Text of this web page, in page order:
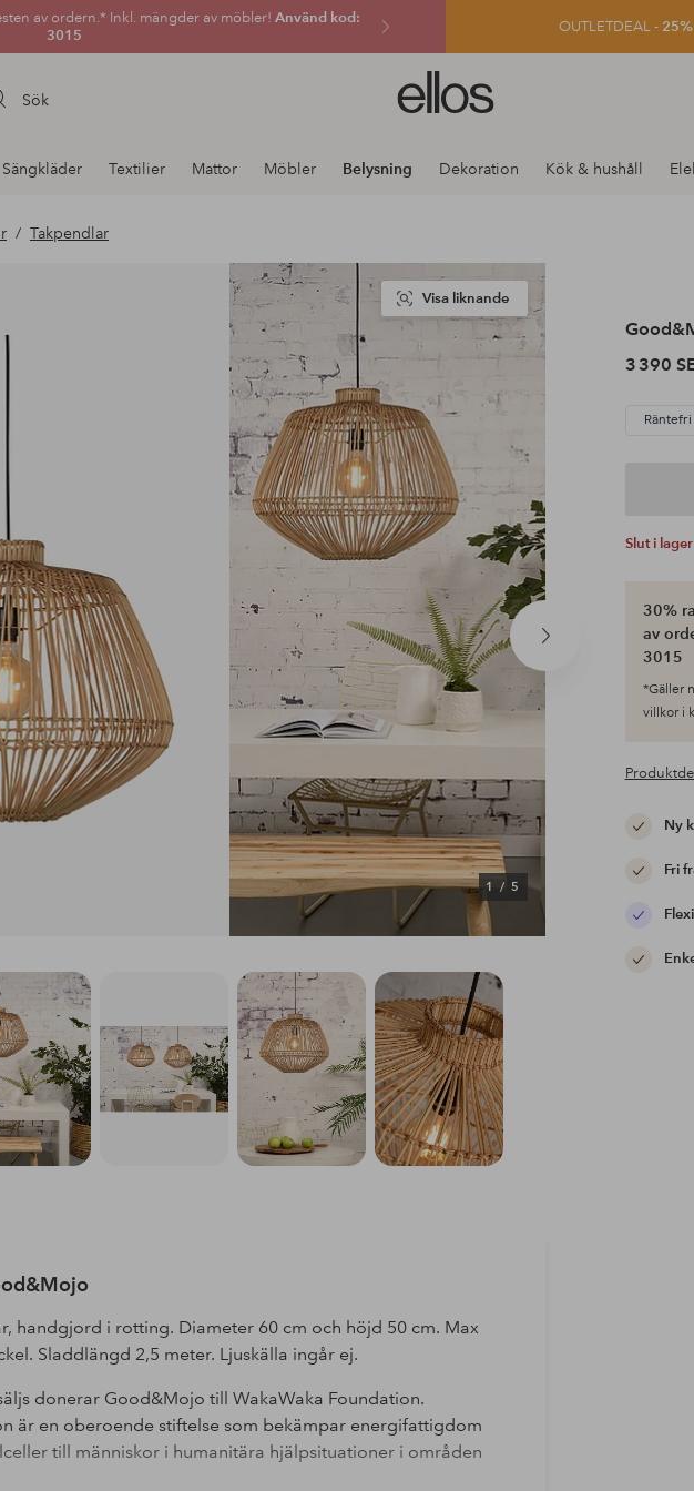
av ordern.* Inkl. mängder av möbler! Använd kod:
3015
OUTLETDEAL -
Sök
Ellos
logotyp
gå
Sängkläder Textilier Mattor Möbler Belysning Dekoration Kök & hushåll
Takpendlar
Nästa
1/ 5
Visa liknande
3 390
Slut i lager
30%
av
3015
*Gäller
villkor i
Ny
Fri
handgjord i rotting. Diameter 60 cm och höjd 50 cm. Max
Sladdlängd 2,5 meter. Ljuskälla ingår ej.
donerar Good&Mojo till WakaWaka Foundation.
är en oberoende stiftelse som bekämpar energifattigdom
till människor i humanitära hjälpsituationer i områden